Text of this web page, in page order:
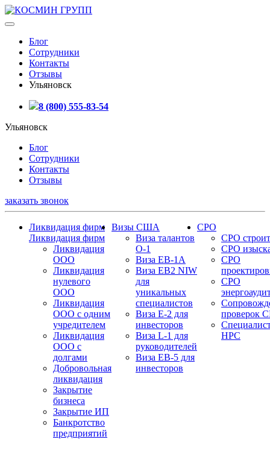
Блог
Сотрудники
Контакты
Отзывы
Ульяновск
8 (800) 555-83-54
Ульяновск
Блог
Сотрудники
Контакты
Отзывы
заказать звонок
Ликвидация фирм
Ликвидация фирм
Ликвидация
ООО
Ликвидация
нулевого
ООО
Ликвидация
ООО с одним
учредителем
Ликвидация
ООО с
долгами
Добровольная
ликвидация
Закрытие
бизнеса
Закрытие ИП
Банкротство
предприятий
Визы США
Виза талантов
О-1
Виза EB-1A
Виза EB2 NIW
для
уникальных
специалистов
Виза E-2 для
инвесторов
Виза L-1 для
руководителей
Виза EB-5 для
инвесторов
СРО
СРО
СРО
СРО
СРО
проверок
НРС